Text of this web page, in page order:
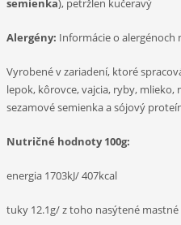
semienka), petržlen kučeravý
Alergény: Informácie o
Vyrobené v zariadení, ktoré
lepok, kôrovce, vajcia, ryby, mlieko,
sezamové semienka a sójový
Nutričné hodnoty 100g:
energia 1703kJ/ 407kcal
tuky 12.1g/ z toho nasýtené mastné